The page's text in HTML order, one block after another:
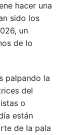
hacer una
sido los
un
de lo
palpando la
del
o
están
de la pala